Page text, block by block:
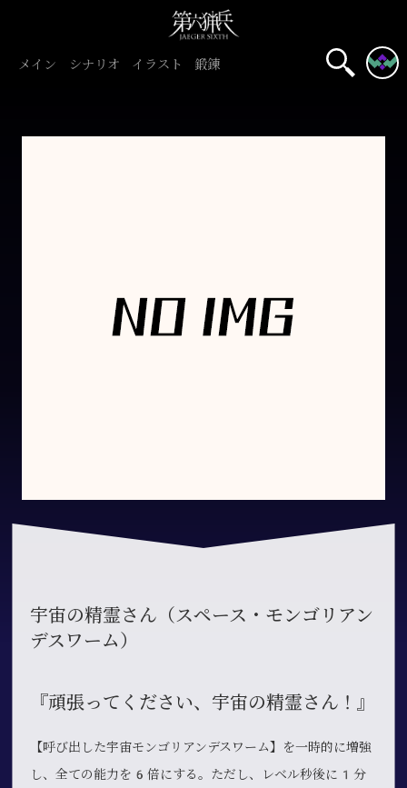
メイン シナリオ イラスト 鍛錬
宇宙の精霊さん（スペース・モンゴリアン
デスワーム）
『頑張ってください、宇宙の精霊さん！』
【呼び出した宇宙モンゴリアンデスワーム】を一時的に増強
し、全ての能力を6倍にする。ただし、レベル秒後に1分